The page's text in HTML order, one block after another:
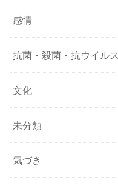
感情
抗菌・殺菌・抗ウイルス
文化
未分類
気づき